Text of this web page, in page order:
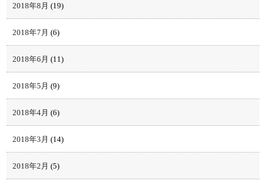
2018年8月 (19)
2018年7月 (6)
2018年6月 (11)
2018年5月 (9)
2018年4月 (6)
2018年3月 (14)
2018年2月 (5)